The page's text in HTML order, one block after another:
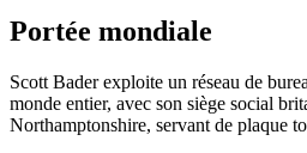
Portée mondiale
Scott Bader exploite un réseau de
monde entier, avec son siège social
Northamptonshire, servant de plaque